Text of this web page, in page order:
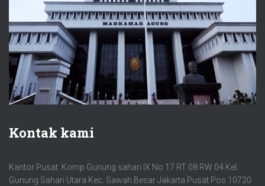
Kontak kami
Kantor Pusat. Komp Gunung sahari IX No 17 RT 08 RW 04 Kel.
Gunung Sahari Utara Kec. Sawah Besar Jakarta Pusat Pos 10720